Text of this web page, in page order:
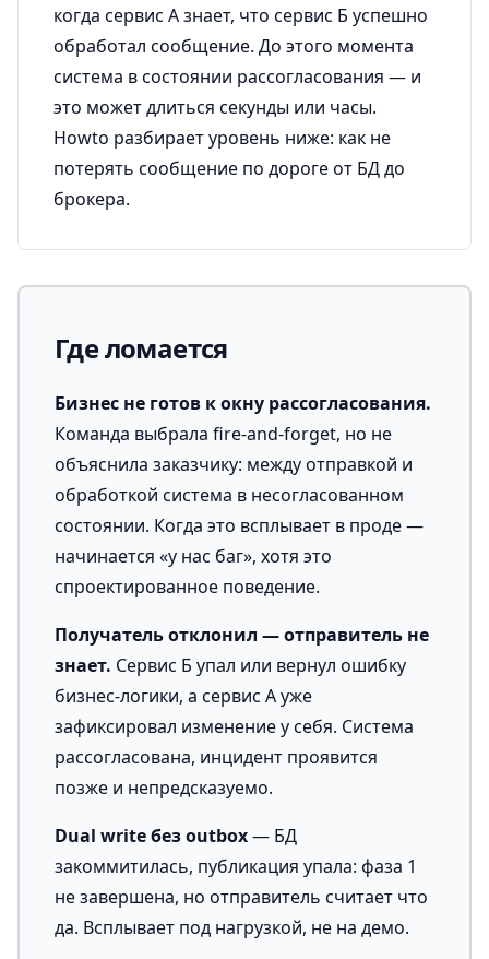
когда сервис А знает, что сервис Б успешно
обработал сообщение. До этого момента
система в состоянии рассогласования — и
это может длиться секунды или часы.
Howto разбирает уровень ниже: как не
потерять сообщение по дороге от БД до
брокера.
Где ломается
Бизнес не готов к окну рассогласования.
Команда выбрала fire-and-forget, но не
объяснила заказчику: между отправкой и
обработкой система в несогласованном
состоянии. Когда это всплывает в проде —
начинается «у нас баг», хотя это
спроектированное поведение.
Получатель отклонил — отправитель не
знает. Сервис Б упал или вернул ошибку
бизнес-логики, а сервис А уже
зафиксировал изменение у себя. Система
рассогласована, инцидент проявится
позже и непредсказуемо.
Dual write без outbox— БД
закоммитилась, публикация упала: фаза 1
не завершена, но отправитель считает что
да. Всплывает под нагрузкой, не на демо.